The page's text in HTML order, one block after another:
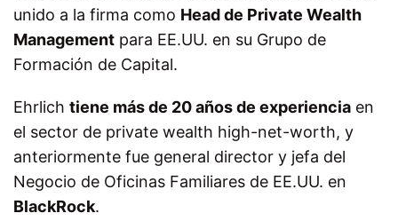
unido a la firma como Head de Private Wealth
Management para EE.UU. en su Grupo de
Formación de Capital.
Ehrlich tiene más de 20 años de experiencia en
el sector de private wealth high-net-worth, y
anteriormente fue general director y jefa del
Negocio de Oficinas Familiares de EE.UU. en
BlackRock.